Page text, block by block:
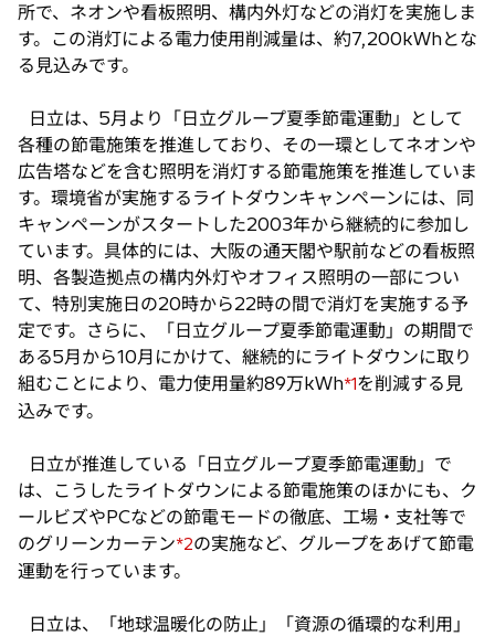
所で、ネオンや看板照明、構内外灯などの消灯を実施しま
す。この消灯による電力使用削減量は、約7,200kWhとな
る見込みです。
日立は、5月より「日立グループ夏季節電運動」として
各種の節電施策を推進しており、その一環としてネオンや
広告塔などを含む照明を消灯する節電施策を推進していま
す。環境省が実施するライトダウンキャンペーンには、同
キャンペーンがスタートした2003年から継続的に参加し
ています。具体的には、大阪の通天閣や駅前などの看板照
明、各製造拠点の構内外灯やオフィス照明の一部につい
て、特別実施日の20時から22時の間で消灯を実施する予
定です。さらに、「日立グループ夏季節電運動」の期間で
ある5月から10月にかけて、継続的にライトダウンに取り
組むことにより、電力使用量約89万kWh*1を削減する見
込みです。
日立が推進している「日立グループ夏季節電運動」で
は、こうしたライトダウンによる節電施策のほかにも、ク
ールビズやPCなどの節電モードの徹底、工場・支社等で
のグリーンカーテン*2の実施など、グループをあげて節電
運動を行っています。
日立は、「地球温暖化の防止」「資源の循環的な利用」